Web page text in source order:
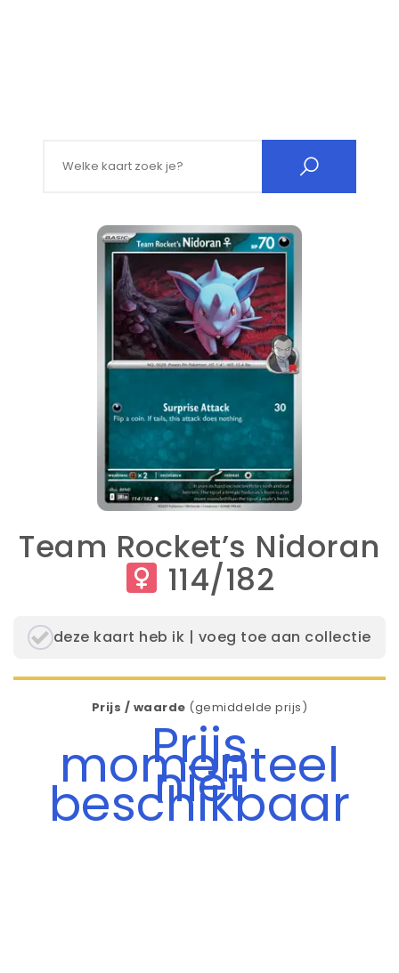
Team Rocket’s Nidoran
114/182
deze kaart heb ik | voeg toe aan collectie
Prijs / waarde (gemiddelde prijs)
Prijs
momenteel
niet
beschikbaar